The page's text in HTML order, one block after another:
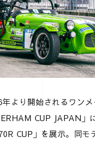
より開始されるワン
CUP JAPAN」
CUP」を展示。同モ